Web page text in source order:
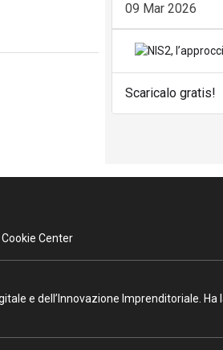
09 Mar 2026
Scaricalo gratis!
Cookie Center
e dell’Innovazione Imprenditoriale.